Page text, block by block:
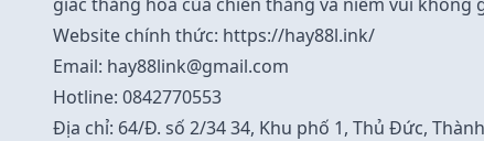
Website chính thức: https://hay88l.ink/
Email: hay88link@gmail.com
Hotline: 0842770553
Địa chỉ: 64/Đ. số 2/34 34, Khu phố 1, Thủ Đức,